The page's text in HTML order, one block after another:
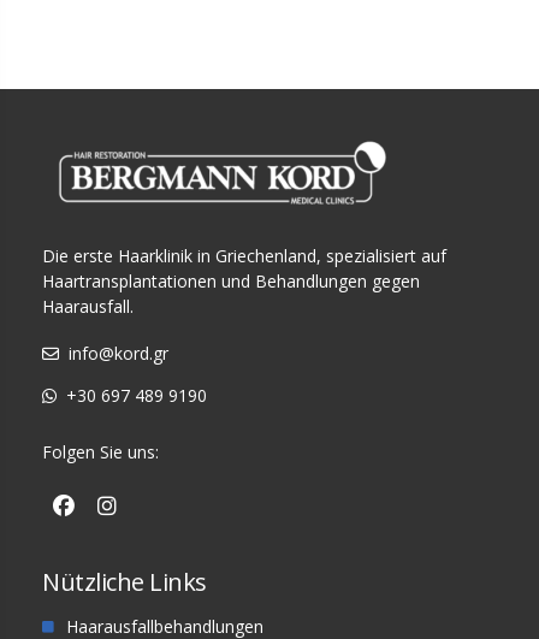
Die erste Haarklinik in Griechenland, spezialisiert auf
Haartransplantationen und Behandlungen gegen
Haarausfall.
info@kord.gr
+30 697 489 9190
Folgen Sie uns:
Nützliche Links
Haarausfallbehandlungen